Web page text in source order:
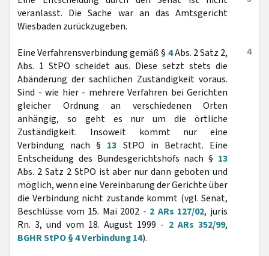
veranlasst. Die Sache war an das Amtsgericht
Wiesbaden zurückzugeben.
4
Eine Verfahrensverbindung gemäß § 4Abs. 2 Satz 2,
Abs. 1 StPO scheidet aus. Diese setzt stets die
Abänderung der sachlichen Zuständigkeit voraus.
Sind - wie hier - mehrere Verfahren bei Gerichten
gleicher Ordnung an verschiedenen Orten
anhängig, so geht es nur um die örtliche
Zuständigkeit. Insoweit kommt nur eine
Verbindung nach § 13 StPO in Betracht. Eine
Entscheidung des Bundesgerichtshofs nach § 13
Abs. 2 Satz 2 StPO ist aber nur dann geboten und
möglich, wenn eine Vereinbarung der Gerichte über
die Verbindung nicht zustande kommt (vgl. Senat,
Beschlüsse vom 15. Mai 2002 - 2 ARs 127/02, juris
Rn. 3, und vom 18. August 1999 - 2 ARs 352/99,
BGHR StPO § 4 Verbindung 14).